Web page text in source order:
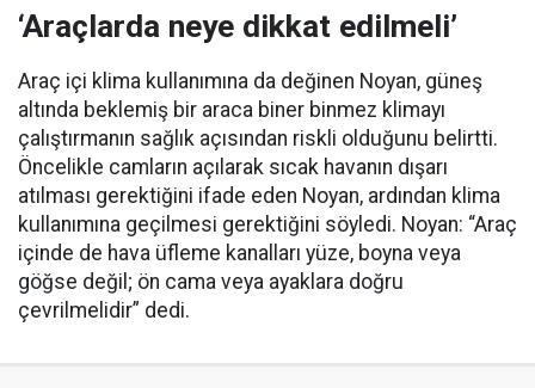
‘Araçlarda neye dikkat edilmeli’
Araç içi klima kullanımına da değinen Noyan, güneş
altında beklemiş bir araca biner binmez klimayı
çalıştırmanın sağlık açısından riskli olduğunu belirtti.
Öncelikle camların açılarak sıcak havanın dışarı
atılması gerektiğini ifade eden Noyan, ardından klima
kullanımına geçilmesi gerektiğini söyledi. Noyan: “Araç
içinde de hava üfleme kanalları yüze, boyna veya
göğse değil; ön cama veya ayaklara doğru
çevrilmelidir” dedi.